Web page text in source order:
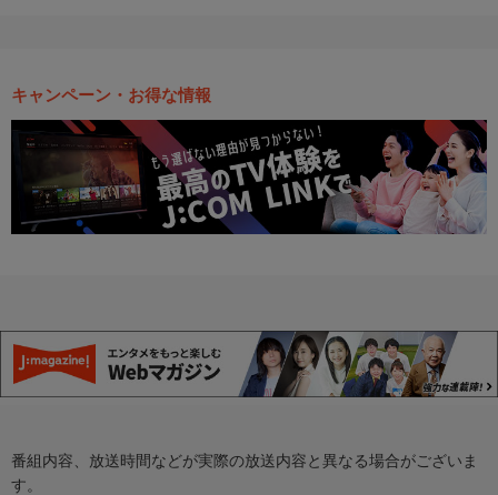
キャンペーン・お得な情報
番組内容、放送時間などが実際の放送内容と異なる場合がございま
す。